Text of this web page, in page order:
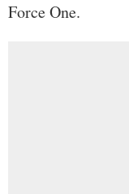
Force One.